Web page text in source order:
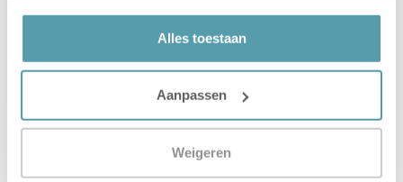
Alles toestaan
Aanpassen
Weigeren
Verstuur